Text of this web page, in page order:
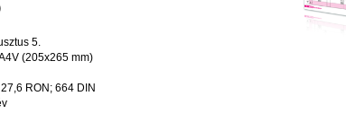
5.
(205x265 mm)
RON; 664 DIN